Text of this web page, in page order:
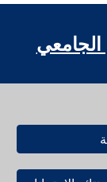
الجامعي